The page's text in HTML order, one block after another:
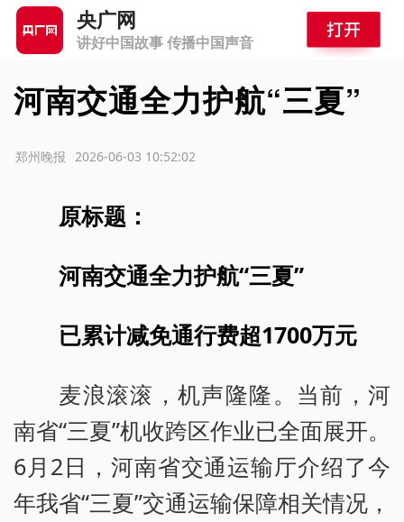
央广网
讲好中国故事 传播中国声音
河南交通全力护航“三夏”
2026-06-03 10:52:02
郑州晚报
原标题：
河南交通全力护航“三夏”
已累计减免通行费超1700万元
麦浪滚滚，机声隆隆。当前，河
南省“三夏”机收跨区作业已全面展开。
6月2日，河南省交通运输厅介绍了今
年我省“三夏”交通运输保障相关情况，